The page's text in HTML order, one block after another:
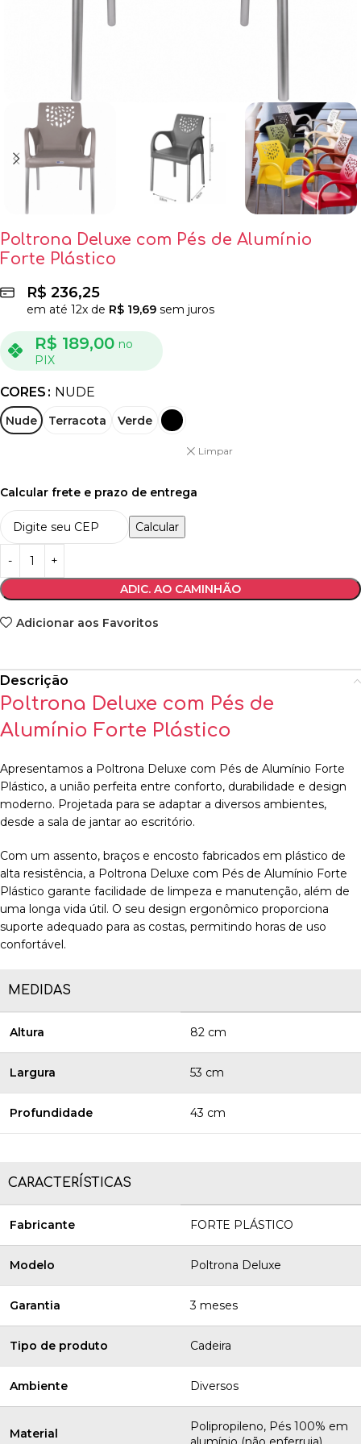
Poltrona Deluxe com Pés de Alumínio
Forte Plástico
R$ 236,25
em até 12x de R$ 19,69 sem juros
R$ 189,00 no
PIX
CORES NUDE
Nude Terracota Verde
Limpar
Calcular frete e prazo de entrega
Calcular
ADIC. AO CAMINHÃO
Adicionar aos Favoritos
Descrição
Poltrona Deluxe com Pés de
Alumínio Forte Plástico
Apresentamos a Poltrona Deluxe com Pés de Alumínio Forte
Plástico, a união perfeita entre conforto, durabilidade e design
moderno. Projetada para se adaptar a diversos ambientes,
desde a sala de jantar ao escritório.
Com um assento, braços e encosto fabricados em plástico de
alta resistência, a Poltrona Deluxe com Pés de Alumínio Forte
Plástico garante facilidade de limpeza e manutenção, além de
uma longa vida útil. O seu design ergonômico proporciona
suporte adequado para as costas, permitindo horas de uso
confortável.
MEDIDAS
Altura 82 cm
Largura 53 cm
Profundidade 43 cm
CARACTERÍSTICAS
Fabricante FORTE PLÁSTICO
Modelo Poltrona Deluxe
Garantia 3 meses
Tipo de produto Cadeira
Ambiente Diversos
Material
Polipropileno, Pés 100% em